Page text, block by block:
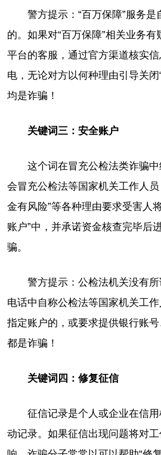
警方提示：“百万保障”服务
的。如果对“百万保障”相关业务
平台的客服，通过官方渠道核实
电，无论对方以何种理由引导关闭
均是诈骗！
关键词三：安全账户
这个词在冒充公检法类诈骗
会冒充公检法等国家机关工作人员
金有风险”等各种理由要求受害人
账户”中，并承诺资金核查完毕后
骗。
警方提示：公检法机关没有所
电话中自称公检法等国家机关工
指定账户的，或要求提供银行账号
都是诈骗！
关键词四：修复征信
征信记录是个人或企业在信
动记录。如果征信出现问题将对